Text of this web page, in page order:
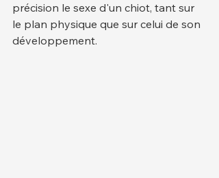
précision le sexe d'un chiot, tant sur
le plan physique que sur celui de son
développement.